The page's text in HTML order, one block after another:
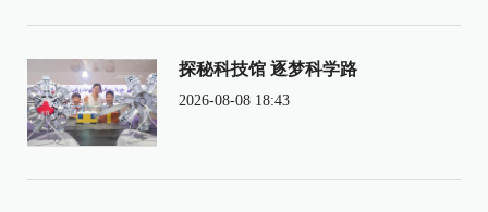
探秘科技馆 逐梦科学路
2026-08-08 18:43